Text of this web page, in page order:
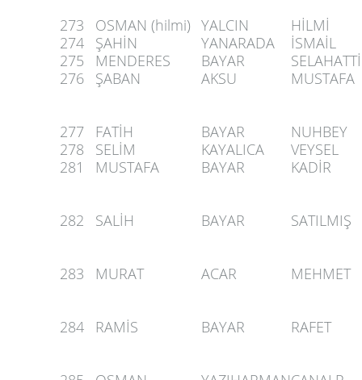
273
OSMAN (hilmi) YALCIN
HİLMİ
274
ŞAHİN YANARADA
İSMAİL
275
MENDERES BAYAR
276
ŞABAN AKSU MUSTAFA
277 FATİH BAYAR
NUHBEY
278
SELİM KAYALICA
VEYSEL
281
MUSTAFA BAYAR KADİR
282 SALİH BAYAR SATILMIŞ
283 MURAT ACAR MEHMET
284 RAMİS BAYAR RAFET